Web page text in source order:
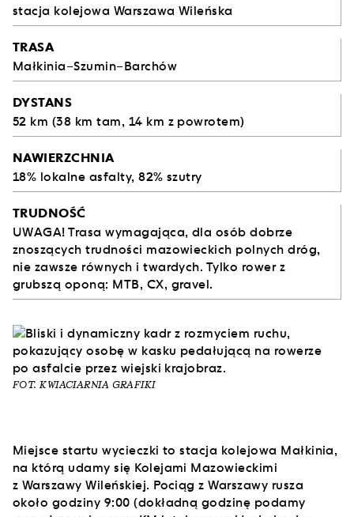
stacja kolejowa Warszawa Wileńska
TRASA
Małkinia–Szumin–Barchów
DYSTANS
52 km (38 km tam, 14 km z powrotem)
NAWIERZCHNIA
18% lokalne asfalty, 82% szutry
TRUDNOŚĆ
UWAGA! Trasa wymagająca, dla osób dobrze
znoszących trudności mazowieckich polnych dróg,
nie zawsze równych i twardych. Tylko rower z
grubszą oponą: MTB, CX, gravel.
FOT. KWIACIARNIA GRAFIKI
Miejsce startu wycieczki to stacja kolejowa Małkinia,
na którą udamy się Kolejami Mazowieckimi
z Warszawy Wileńskiej. Pociąg z Warszawy rusza
około godziny 9:00 (dokładną godzinę podamy